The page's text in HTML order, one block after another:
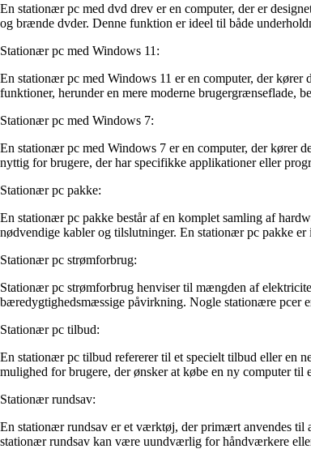
En stationær pc med dvd drev er en computer, der er
og brænde dvder. Denne funktion er ideel til både
Stationær pc med Windows 11:
En stationær pc med Windows 11 er en computer, der
funktioner, herunder en mere moderne brugergrænseflade,
Stationær pc med Windows 7:
En stationær pc med Windows 7 er en computer, der kører
nyttig for brugere, der har specifikke applikationer eller
Stationær pc pakke:
En stationær pc pakke består af en komplet samling af
nødvendige kabler og tilslutninger. En stationær pc pakke
Stationær pc strømforbrug:
Stationær pc strømforbrug henviser til mængden af
bæredygtighedsmæssige påvirkning. Nogle stationære pcer
Stationær pc tilbud:
En stationær pc tilbud refererer til et specielt tilbud eller en
mulighed for brugere, der ønsker at købe en ny computer til
Stationær rundsav:
En stationær rundsav er et værktøj, der primært anvendes til
stationær rundsav kan være uundværlig for håndværkere